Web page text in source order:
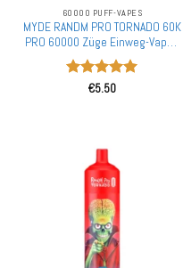
60000 PUFF-VAPES
MYDE RANDM PRO TORNADO 60K
PRO 60000 Züge Einweg-Vapes
Premium-Doppel-Mesh-Spule
Großhandel Massen Kauf
Bewertet
€5.50